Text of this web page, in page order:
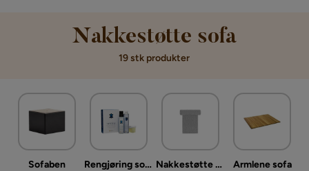
Nakkestøtte sofa
19 stk produkter
Sofaben Rengjøring sofa Nakkestøtte sofa Armlene sofa